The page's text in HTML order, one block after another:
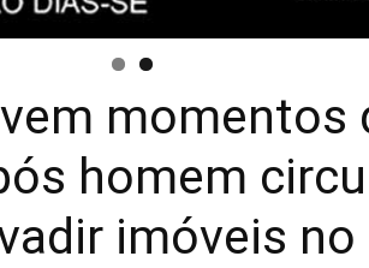
momentos
homem
imóveis no